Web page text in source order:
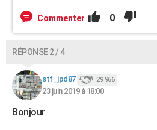
Commenter 0
RÉPONSE 2 / 4
stf_jpd87 29 966
23 juin 2019 à 18:00
Bonjour